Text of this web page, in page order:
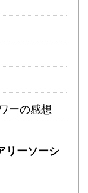
ーの感想
リーソーシ